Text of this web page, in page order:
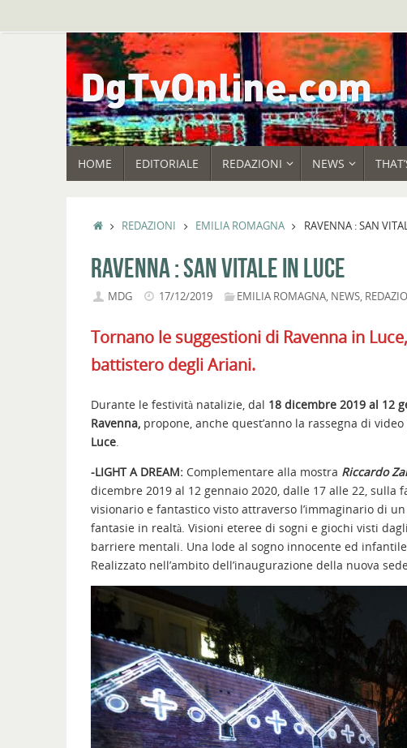
HOME EDITORIALE REDAZIONI NEWS
HOMEREDAZIONI EMILIA ROMAGNA RAVENNA : SAN
RAVENNA : SAN VITALE IN LUCE
MDG 17/12/2019 EMILIA ROMAGNA, NEWS,
Tornano le suggestioni di Ravenna in
battistero degli Ariani.
Durante le festività natalizie, dal 18 dicembre 2019 al 12
Ravenna, propone, anche quest’anno la rassegna di
Luce.
-LIGHT A DREAM: Complementare alla mostra Riccardo
dicembre 2019 al 12 gennaio 2020, dalle 17 alle 22, sulla
visionario e fantastico visto attraverso l’immaginario di
fantasie in realtà. Visioni eteree di sogni e giochi visti
barriere mentali. Una lode al sogno innocente ed
Realizzato nell’ambito dell’inaugurazione della nuova